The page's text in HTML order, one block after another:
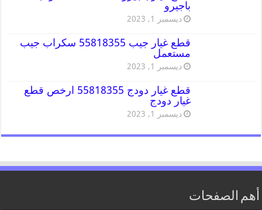
باجيرو
ديسمبر 1, 2023
قطع غيار جيب 55818355 سكراب جيب
مستعمل
ديسمبر 1, 2023
قطع غيار دودج 55818355 ارخص قطع
غيار دودج
ديسمبر 1, 2023
أهم الصفحات